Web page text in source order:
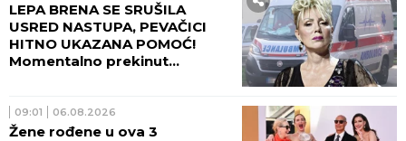
LEPA BRENA SE SRUŠILA
USRED NASTUPA, PEVAČICI
HITNO UKAZANA POMOĆ!
Momentalno prekinut
09:01 06.08.2026
Žene rođene u ova 3